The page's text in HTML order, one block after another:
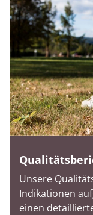
Unsere
Indikationen
einen